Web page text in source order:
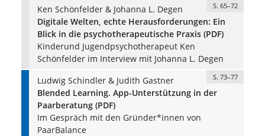
Ken Schönfelder & Johanna L. Degen
S. 65–72
Digitale Welten, echte Herausforderungen: Ein
Blick in die psychotherapeutische Praxis (PDF)
Kinderund Jugendpsychotherapeut Ken
Schönfelder im Interview mit Johanna L. Degen
Ludwig Schindler & Judith Gastner
S. 73–77
Blended Learning. App-Unterstützung in der
Paarberatung (PDF)
Im Gespräch mit den Gründer*innen von
PaarBalance